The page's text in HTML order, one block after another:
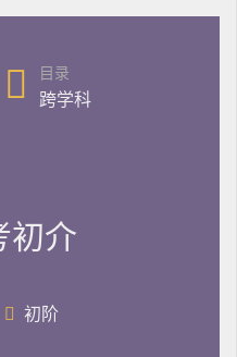
目录
跨学科
初介
初阶